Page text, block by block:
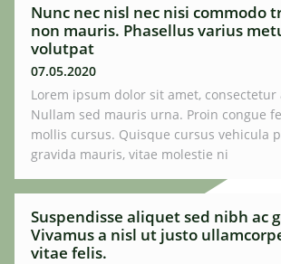
Nunc nec nisl nec nisi commodo
non mauris. Phasellus varius
volutpat
07.05.2020
Lorem ipsum dolor sit amet,
Nullam sed mauris urna. Proin congue
mollis cursus. Quisque cursus vehicula
gravida mauris, vitae molestie ni
Suspendisse aliquet sed nibh ac
Vivamus a nisl ut justo
vitae felis.